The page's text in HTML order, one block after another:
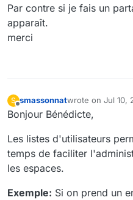
Par contre si je fais un
apparaît.
merci
S
Offline
smassonnatwrote on Jul 10,
last edited by
Bonjour Bénédicte,
Les listes d'utilisateurs
temps de faciliter
les espaces.
Exemple: Si on prend un